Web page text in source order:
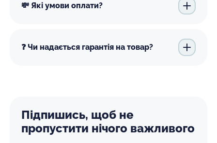
💸 Які умови оплати?
❓ Чи надається гарантія на товар?
Підпишись, щоб не
пропустити нічого важливого